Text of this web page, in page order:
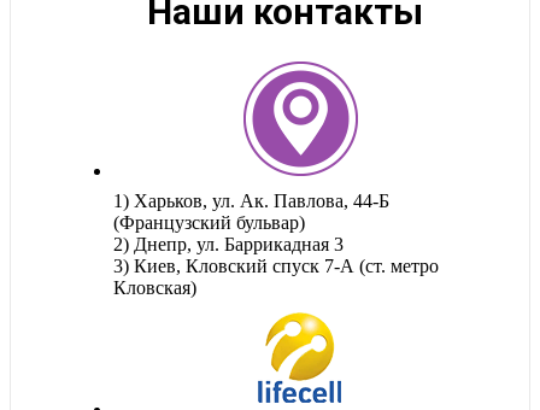
Наши контакты
1) Харьков, ул. Ак. Павлова, 44-Б
(Французский бульвар)
2) Днепр, ул. Баррикадная 3
3) Киев, Кловский спуск 7-А (ст. метро
Кловская)